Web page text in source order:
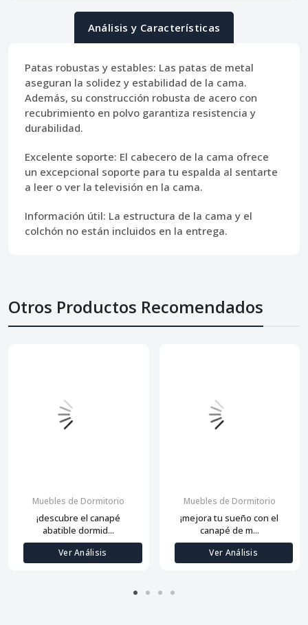
Análisis y Características
Patas robustas y estables: Las patas de metal
aseguran la solidez y estabilidad de la cama.
Además, su construcción robusta de acero con
recubrimiento en polvo garantiza resistencia y
durabilidad.
Excelente soporte: El cabecero de la cama ofrece
un excepcional soporte para tu espalda al sentarte
a leer o ver la televisión en la cama.
Información útil: La estructura de la cama y el
colchón no están incluidos en la entrega.
Otros Productos Recomendados
Muebles de Dormitorio
¡descubre el canapé
abatible dormid...
Ver Análisis
Muebles de Dormitorio
¡mejora tu sueño con el
canapé de m...
Ver Análisis